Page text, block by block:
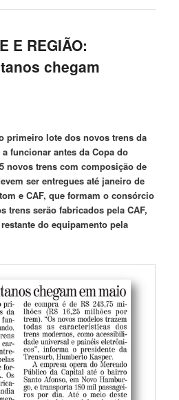
E REGIÃO:
chegam
primeiro lote dos novos trens da
funcionar antes da Copa do
novos trens com composição de
ser entregues até janeiro de
e CAF, que formam o consórcio
trens serão fabricados pela CAF,
do equipamento pela